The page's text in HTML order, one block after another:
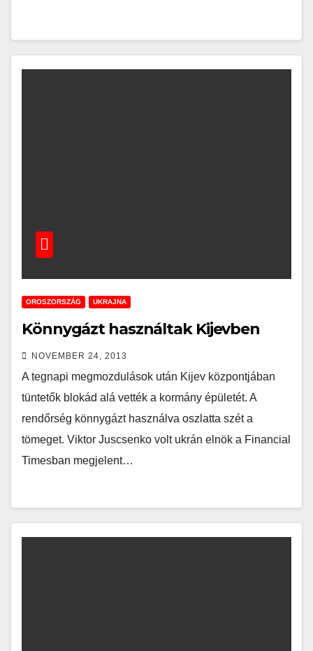
OROSZORSZÁG UKRAJNA
Könnygázt használtak Kijevben
NOVEMBER 24, 2013
A tegnapi megmozdulások után Kijev központjában
tüntetők blokád alá vették a kormány épületét. A
rendőrség könnygázt használva oszlatta szét a
tömeget. Viktor Juscsenko volt ukrán elnök a Financial
Timesban megjelent…